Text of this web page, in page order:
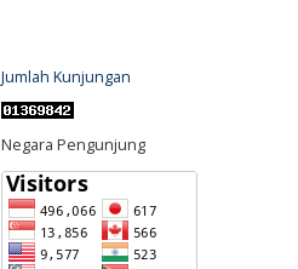
Jumlah Kunjungan
Negara Pengunjung